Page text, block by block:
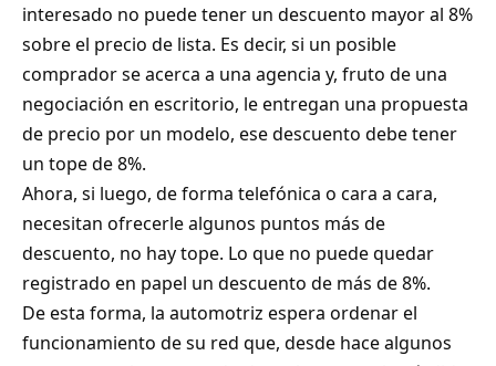
interesado no puede tener un descuento mayor al 8%
sobre el precio de lista. Es decir, si un posible
comprador se acerca a una agencia y, fruto de una
negociación en escritorio, le entregan una propuesta
de precio por un modelo, ese descuento debe tener
un tope de 8%.
Ahora, si luego, de forma telefónica o cara a cara,
necesitan ofrecerle algunos puntos más de
descuento, no hay tope. Lo que no puede quedar
registrado en papel un descuento de más de 8%.
De esta forma, la automotriz espera ordenar el
funcionamiento de su red que, desde hace algunos